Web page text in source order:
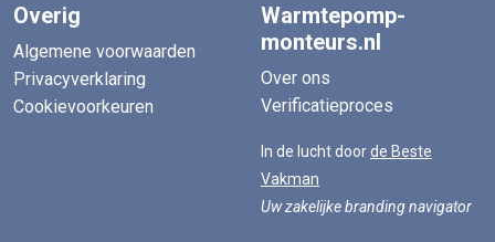
Overig
Algemene voorwaarden
Privacyverklaring
Cookievoorkeuren
Warmtepomp-
monteurs.nl
Over ons
Verificatieproces
In de lucht doorde Beste
Vakman
Uw zakelijke branding navigator